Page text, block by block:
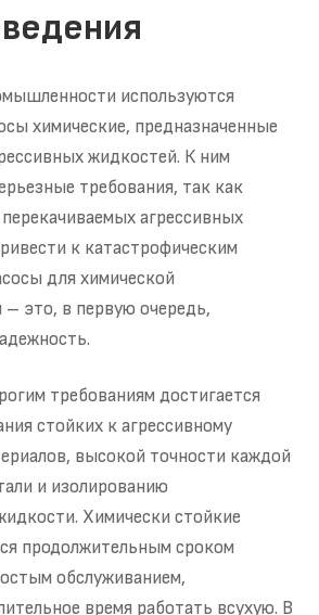
используются
химические, предназначенные
жидкостей. К ним
требования, так как
перекачиваемых агрессивных
к катастрофическим
для химической
это, в первую очередь,
требованиям достигается
стойких к агрессивному
высокой точности каждой
и изолированию
Химически стойкие
продолжительным сроком
обслуживанием,
время работать всухую. В